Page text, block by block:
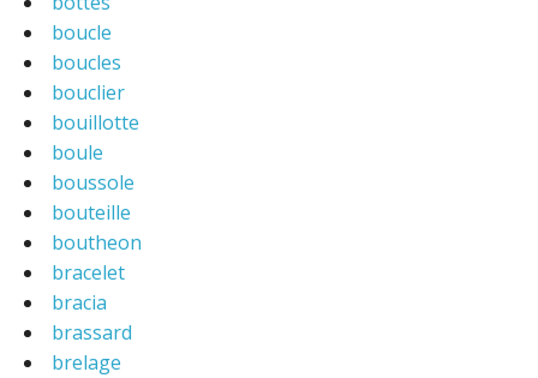
boucle
boucles
bouclier
bouillotte
boule
boussole
bouteille
boutheon
bracelet
bracia
brassard
brelage